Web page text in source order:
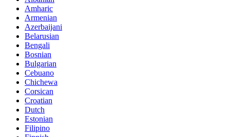
Amharic
Armenian
Azerbaijani
Belarusian
Bengali
Bosnian
Bulgarian
Cebuano
Chichewa
Corsican
Croatian
Dutch
Estonian
Filipino